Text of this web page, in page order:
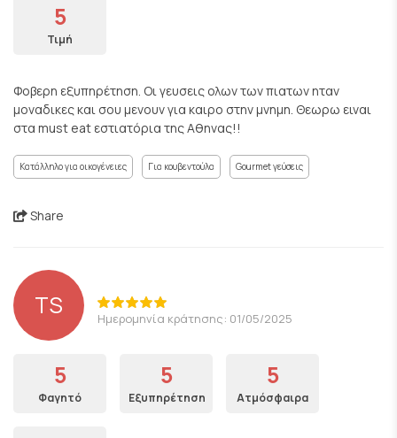
5
Τιμή
Φοβερη εξυπηρέτηση. Οι γευσεις ολων των πιατων ηταν
μοναδικες και σου μενουν για καιρο στην μνημη. Θεωρω ειναι
στα must eat εστιατόρια της Αθηνας!!
Κατάλληλο για οικογένειες Για κουβεντούλα Gourmet γεύσεις
Share
TS Ημερομηνία κράτησης: 01/05/2025
5
Φαγητό
5
Εξυπηρέτηση
5
Ατμόσφαιρα